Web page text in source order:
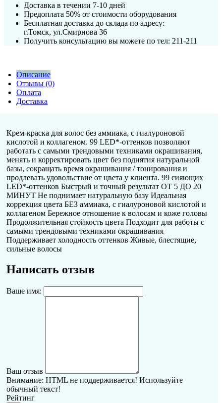
Доставка в течении 7-10 дней
Предоплата 50% от стоимости оборудования
Бесплатная доставка до склада по адресу:
г.Томск, ул.Смирнова 36
Получить консультацию вы можете по тел: 211-211
Описание
Отзывы (0)
Оплата
Доставка
Крем-краска для волос без аммиака, с гиалуроновой
кислотой и коллагеном. 99 LED*-оттенков позволяют
работать с самыми трендовыми техниками окрашивания,
менять и корректировать цвет без поднятия натуральной
базы, сокращать время окрашивания / тонирования и
продлевать удовольствие от цвета у клиента. 99 сияющих
LED*-оттенков Быстрый и точный результат ОТ 5 ДО 20
МИНУТ Не поднимает натуральную базу Идеальная
коррекция цвета БЕЗ аммиака, с гиалуроновой кислотой и
коллагеном Бережное отношение к волосам и коже головы
Продолжительная стойкость цвета Подходит для работы с
самыми трендовыми техниками окрашивания
Поддерживает холодность оттенков Живые, блестящие,
сильные волосы
Написать отзыв
Ваше имя:
Ваш отзыв
Внимание: HTML не поддерживается! Используйте
обычный текст!
Рейтинг